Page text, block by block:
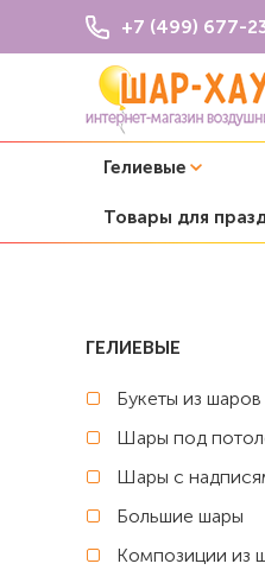
+7 (499) 677-
Гелиевые
Товары для
Шары с
ГЕЛИЕВЫЕ
Букеты из шаров
Шары под
Шары с
Большие шары
Композиции из